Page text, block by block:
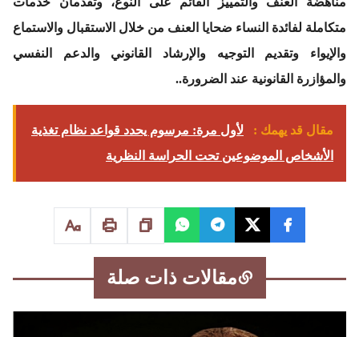
متكاملة لفائدة النساء ضحايا العنف من خلال الاستقبال والاستماع
والإيواء وتقديم التوجيه والإرشاد القانوني والدعم النفسي
والمؤازرة القانونية عند الضرورة..
مقال قد يهمك :
لأول مرة: مرسوم يحدد قواعد نظام تغذية
الأشخاص الموضوعين تحت الحراسة النظرية
مقالات ذات صلة